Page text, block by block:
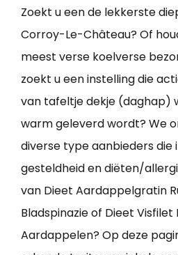
Zoekt u een de lekkerste
Corroy-Le-Château? Of
meest verse koelverse
zoekt u een instelling die
van tafeltje dekje (daghap)
warm geleverd wordt? We
diverse type aanbieders die
gesteldheid en diëten/
van Dieet Aardappelgratin
Bladspinazie of Dieet
Aardappelen? Op deze